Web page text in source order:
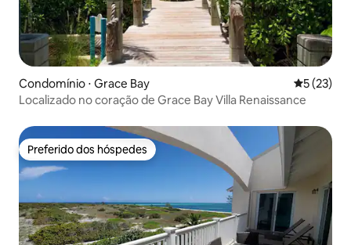
Condomínio ⋅ Grace Bay 5 de uma
5 (23)
Localizado no coração de Grace Bay Villa Renaissance
Preferido dos hóspedes
Preferido dos hóspedes